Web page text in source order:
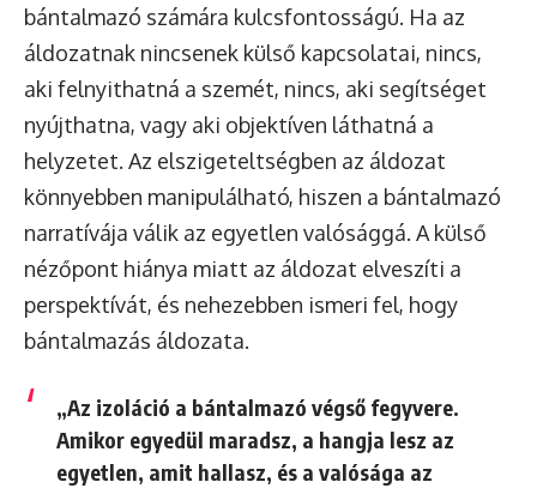
bántalmazó számára kulcsfontosságú. Ha az
áldozatnak nincsenek külső kapcsolatai, nincs,
aki felnyithatná a szemét, nincs, aki segítséget
nyújthatna, vagy aki objektíven láthatná a
helyzetet. Az elszigeteltségben az áldozat
könnyebben manipulálható, hiszen a bántalmazó
narratívája válik az egyetlen valósággá. A külső
nézőpont hiánya miatt az áldozat elveszíti a
perspektívát, és nehezebben ismeri fel, hogy
bántalmazás áldozata.
„Az izoláció a bántalmazó végső fegyvere.
Amikor egyedül maradsz, a hangja lesz az
egyetlen, amit hallasz, és a valósága az